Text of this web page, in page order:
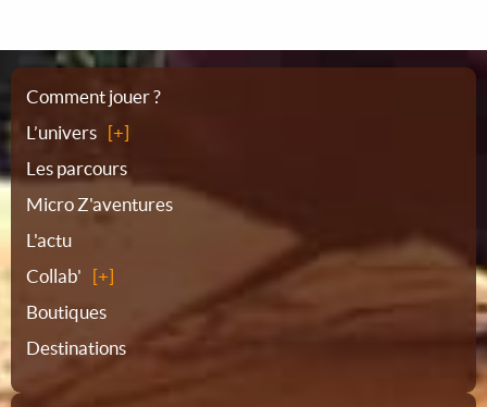
Plan
du
site
Comment jouer ?
L’univers
Les parcours
Micro Z'aventures
L'actu
Collab'
Boutiques
Destinations